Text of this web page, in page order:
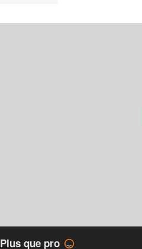
Plus que pro